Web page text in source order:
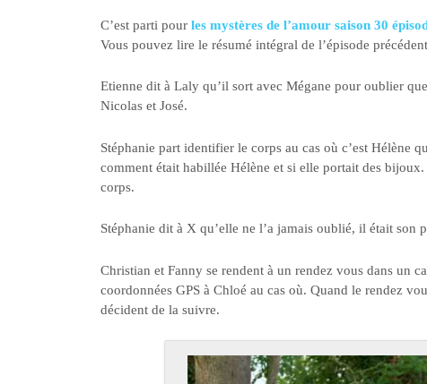
C’est parti pour les mystères de l’amour saison 30
Vous pouvez lire le résumé intégral de l’épisode précédent
Etienne dit à Laly qu’il sort avec Mégane pour oublier
Nicolas et José.
Stéphanie part identifier le corps au cas où c’est Hélène
comment était habillée Hélène et si elle portait des
corps.
Stéphanie dit à X qu’elle ne l’a jamais oublié, il était son
Christian et Fanny se rendent à un rendez vous dans un
coordonnées GPS à Chloé au cas où. Quand le rendez
décident de la suivre.